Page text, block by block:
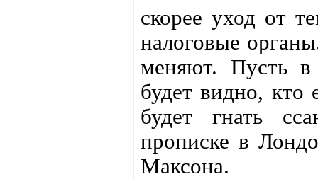
скорее уход от
налоговые
меняют. Пусть в
будет видно, кто
будет гнать
прописке в
Максона.